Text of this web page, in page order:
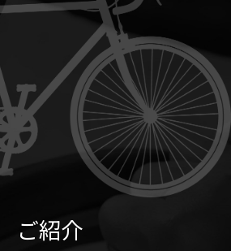
ご紹介